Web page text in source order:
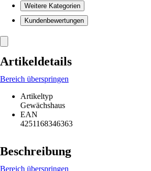
Weitere Kategorien
Kundenbewertungen
Artikeldetails
Bereich überspringen
Artikeltyp
Gewächshaus
EAN
4251168346363
Beschreibung
Bereich überspringen